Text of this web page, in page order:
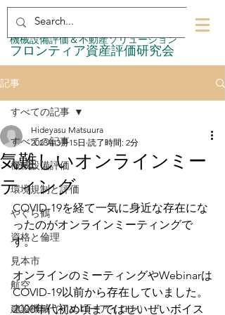
​フロンティア資産評価研究会
​機械設備評価＆不動産ソリューション
記事
すべての記事
機械設備評価
環境規制と評価
やぐら鶴
資格と倫理
見本市
航空
建設機械（イエローアイロン）
すべての記事
気難しいオンラインミー
ティング
Hideyasu Matsuura
2023年3月15日 読了時間: 2分
COVID-19を経て一気に身近な存在にな
ったのがオンラインミーティングで
す。
オンラインのミーティングやWebinarは
COVID-19以前から存在していました。
2000年代初め頃まではせいぜいボイス